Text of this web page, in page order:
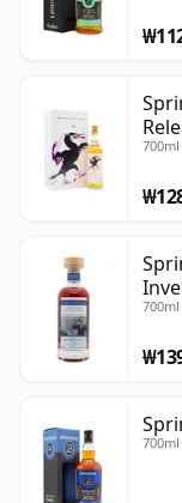
700ml
28
700ml
700ml